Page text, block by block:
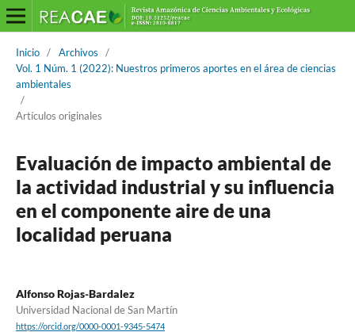
Inicio / Archivos
/
Vol. 1 Núm. 1 (2022): Nuestros primeros aportes en el área de ciencias
ambientales
/
Artículos originales
Evaluación de impacto ambiental de
la actividad industrial y su influencia
en el componente aire de una
localidad peruana
Alfonso Rojas-Bardalez
Universidad Nacional de San Martín
https://orcid.org/0000-0001-9345-5474